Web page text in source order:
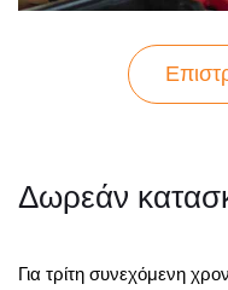
Δωρεάν
Για τρίτη συνεχόμενη